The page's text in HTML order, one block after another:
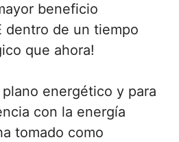
beneficio
dentro de un tiempo
que ahora!
energético y para
con la energía
tomado como